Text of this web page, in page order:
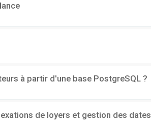
à partir d'une base PostgreSQL ?
de loyers et gestion des dates